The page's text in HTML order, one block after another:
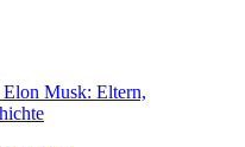
Musk: Eltern,